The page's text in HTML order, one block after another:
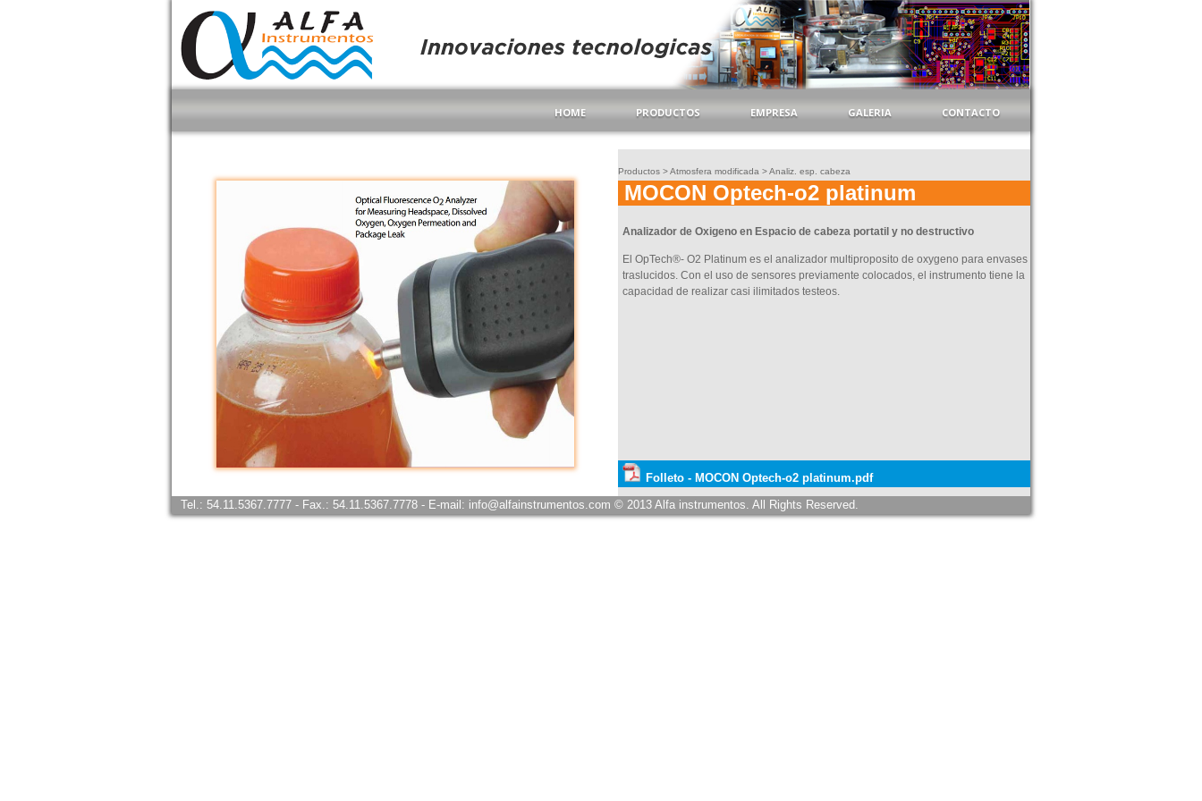
HOME PRODUCTOS EMPRESA GALERIA CONTACTO
Productos >Atmosfera modificada > Analiz. esp. cabeza
MOCON Optech-o2 platinum
Analizador de Oxigeno en Espacio de cabeza portatil y no destructivo
El OpTech®- O2 Platinum es el analizador multiproposito de oxygeno para envases
traslucidos. Con el uso de sensores previamente colocados, el instrumento tiene la
capacidad de realizar casi ilimitados testeos.
Folleto - MOCON Optech-o2 platinum.pdf
Tel.: 54.11.5367.7777 - Fax.: 54.11.5367.7778 - E-mail: info@alfainstrumentos.com © 2013 Alfa instrumentos. All Rights Reserved.